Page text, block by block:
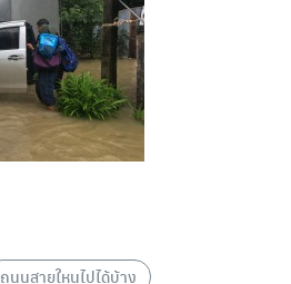
ถนนสายใหนไปได้บ้าง